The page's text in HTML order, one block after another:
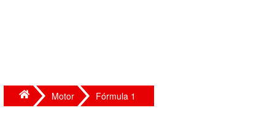
Motor Fórmula 1